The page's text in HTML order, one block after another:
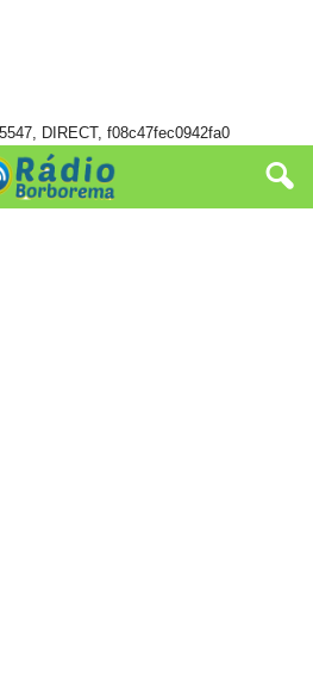
DIRECT, f08c47fec0942fa0